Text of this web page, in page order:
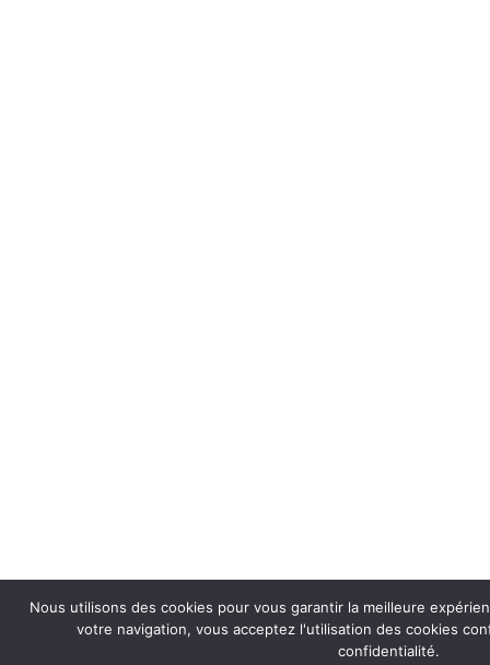
Nous utilisons des cookies pour vous garantir la meilleure
votre navigation, vous acceptez l'utilisation des cookies
confidentialité.